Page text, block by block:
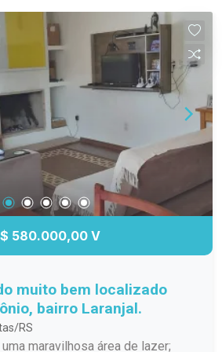
580.000,00 V
muito bem localizado
bairro Laranjal.
RS
maravilhosa área de lazer;